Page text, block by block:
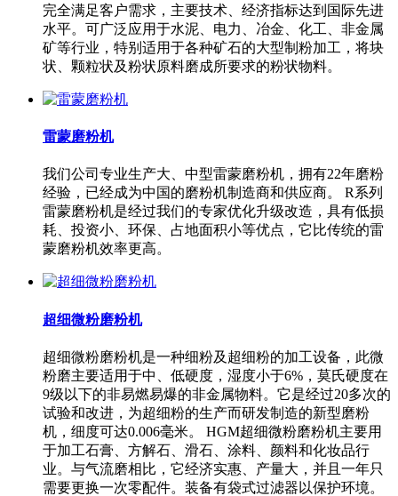
完全满足客户需求，主要技术、经济指标达到国际先进
水平。可广泛应用于水泥、电力、冶金、化工、非金属
矿等行业，特别适用于各种矿石的大型制粉加工，将块
状、颗粒状及粉状原料磨成所要求的粉状物料。
雷蒙磨粉机
我们公司专业生产大、中型雷蒙磨粉机，拥有22年磨粉
经验，已经成为中国的磨粉机制造商和供应商。 R系列
雷蒙磨粉机是经过我们的专家优化升级改造，具有低损
耗、投资小、环保、占地面积小等优点，它比传统的雷
蒙磨粉机效率更高。
超细微粉磨粉机
超细微粉磨粉机是一种细粉及超细粉的加工设备，此微
粉磨主要适用于中、低硬度，湿度小于6%，莫氏硬度在
9级以下的非易燃易爆的非金属物料。它是经过20多次的
试验和改进，为超细粉的生产而研发制造的新型磨粉
机，细度可达0.006毫米。 HGM超细微粉磨粉机主要用
于加工石膏、方解石、滑石、涂料、颜料和化妆品行
业。与气流磨相比，它经济实惠、产量大，并且一年只
需要更换一次零配件。装备有袋式过滤器以保护环境。